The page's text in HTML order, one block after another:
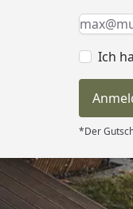
Keine
E-Mail *
Ich
*Der